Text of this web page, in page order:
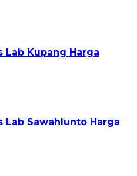
Lab Kupang Harga
Lab Sawahlunto Harga